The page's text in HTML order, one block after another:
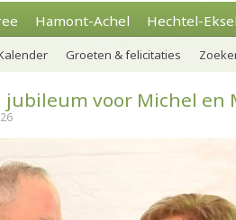
Hamont-Achel Hechtel-
Groeten & felicitaties
voor Michel en